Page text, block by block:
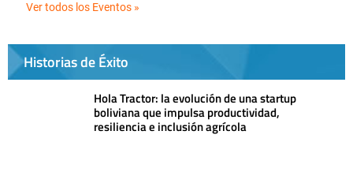
Ver todos los Eventos »
Historias de Éxito
Hola Tractor: la evolución de una startup
boliviana que impulsa productividad,
resiliencia e inclusión agrícola